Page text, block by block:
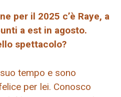
per il 2025 c’è Raye, a
a est in agosto.
spettacolo?
tempo e sono
per lei. Conosco